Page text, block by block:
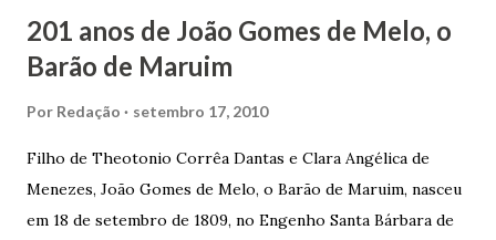
201 anos de João Gomes de Melo, o
Barão de Maruim
Por Redação setembro 17, 2010
Filho de Theotonio Corrêa Dantas e Clara Angélica de
Menezes, João Gomes de Melo, o Barão de Maruim, nasceu
em 18 de setembro de 1809, no Engenho Santa Bárbara de